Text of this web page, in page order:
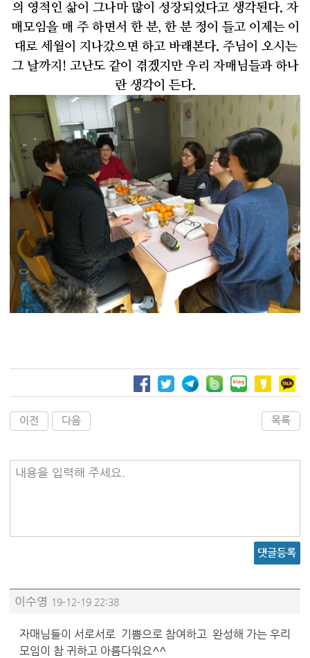
의 영적인 삶이 그나마 많이 성장되었다고 생각된다. 자
매모임을 매 주 하면서 한 분, 한 분 정이 들고 이제는 이
대로 세월이 지나갔으면 하고 바래본다. 주님이 오시는
그 날까지 ! 고난도 같이 겪겠지만 우리 자매님들과 하나
란 생각이 든다.
이전 다음 목록
내용을 입력해 주세요.
댓글등록
이수영 19-12-19 22:38
자매님들이 서로서로 기쁨으로 참여하고 완성해 가는 우리
모임이 참 귀하고 아름다워요^^